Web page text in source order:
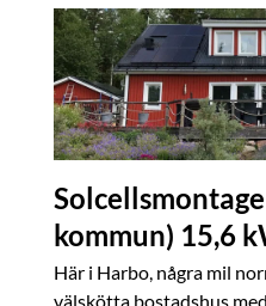
kommun) 15,6
Här i Harbo, några mil
välskötta bostadshus